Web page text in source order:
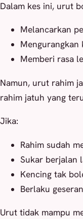
Dalam kes ini, urut
Melancarkan
Mengurangkan
Memberi rasa
Namun, urut rahim
rahim jatuh yang
Jika:
Rahim sudah
Sukar berjalan
Kencing tak
Berlaku
Urut tidak mampu